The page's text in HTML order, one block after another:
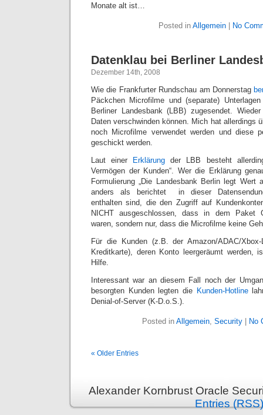
Monate alt ist…
Posted in Allgemein No
Datenklau bei Berliner
Dezember 14th, 2008
Wie die Frankfurter Rundschau am Donnerstag
Päckchen Microfilme und (separate)
Berliner Landesbank (LBB) zugesendet.
Daten verschwinden können. Mich hat allerdings
noch Microfilme verwendet werden und diese
geschickt werden.
Laut einer
Erklärung der LBB besteht
Vermögen der Kunden“. Wer die Erklärung
Formulierung „Die Landesbank Berlin legt Wert
anders als berichtet  in dieser
enthalten sind, die den Zugriff auf
NICHT ausgeschlossen, dass in dem Paket
waren, sondern nur, dass die Microfilme keine
Für die Kunden (z.B. der Amazon/ADAC/
Kreditkarte), deren Konto leergeräumt werden,
Hilfe.
Interessant war an diesem Fall noch der
besorgten Kunden legten die Kunden-Hotline
Denial-of-Server (K-D.o.S.).
Posted in Allgemein, Security No
« Older Entries
Alexander Kornbrust Oracle
Entries (RSS)